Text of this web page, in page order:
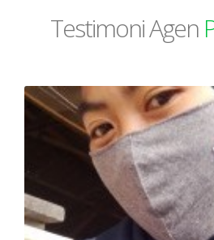
Pasca Bayar /
Cetak Struk
Transaksi Via
Transaksi Via
Transaksi Via
Testimoni Agen